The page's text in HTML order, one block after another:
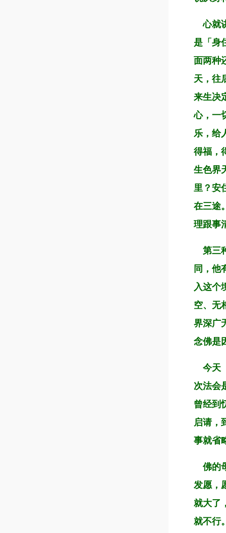
心就
是「身
面两种
天，往
来生决
心，一
乐，给
得福，
生色界
里？安
在三途
理跟事
第三
同，他
入这个
空、无
界深广
念佛是
今天
次法会
曾经到
启请，
事就省
佛的
发愿，
就大了
就不行